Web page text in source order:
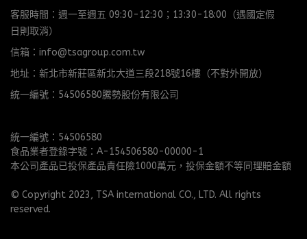
客服時間：週一至週五 09:30-12:30；13:30-18:00（遇國定假
日則取消）
信箱：info@tsagroup.com.tw
地址：新北市新莊區新北大道三段218號16樓（不對外開放）
統一編號：54506580騰勢股份有限公司
統一編號：54506580
食品業者登錄字號：A-154506580-00000-1
本公司產品已投保產品責任險1000萬元，投保金額不等同理賠金額
© Copyright 2023, TSA international CO., LTD. All rights
reserved.